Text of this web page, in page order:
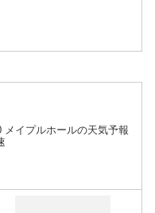
メイプルホールの天気予報